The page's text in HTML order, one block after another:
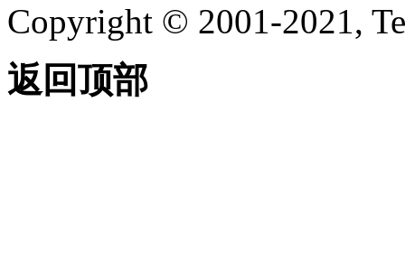
Copyright © 2001-2021,
返回顶部